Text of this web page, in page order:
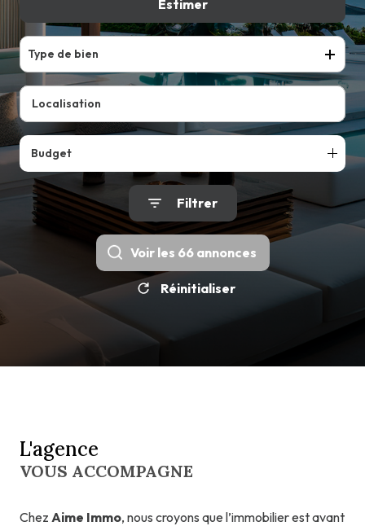
LOUERDu neuf
Estimer
Type de bien
Budget
Filtrer
Voir les 66annonces
Réinitialiser
L'agence
VOUS ACCOMPAGNE
Chez Aime Immo, nous croyons que l’immobilier est avant